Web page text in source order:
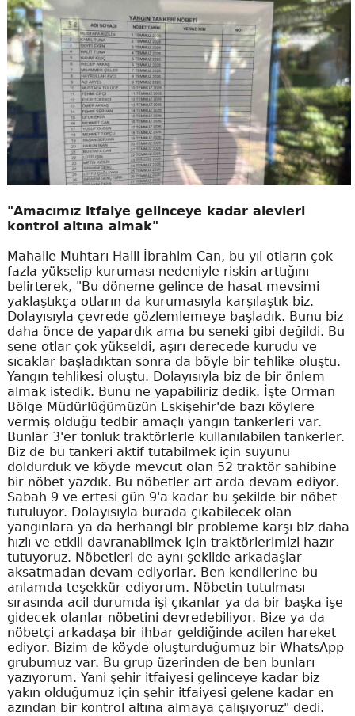
"Amacımız itfaiye gelinceye kadar alevleri
kontrol altına almak"
Mahalle Muhtarı Halil İbrahim Can, bu yıl otların çok
fazla yükselip kuruması nedeniyle riskin arttığını
belirterek, "Bu döneme gelince de hasat mevsimi
yaklaştıkça otların da kurumasıyla karşılaştık biz.
Dolayısıyla çevrede gözlemlemeye başladık. Bunu biz
daha önce de yapardık ama bu seneki gibi değildi. Bu
sene otlar çok yükseldi, aşırı derecede kurudu ve
sıcaklar başladıktan sonra da böyle bir tehlike oluştu.
Yangın tehlikesi oluştu. Dolayısıyla biz de bir önlem
almak istedik. Bunu ne yapabiliriz dedik. İşte Orman
Bölge Müdürlüğümüzün Eskişehir'de bazı köylere
vermiş olduğu tedbir amaçlı yangın tankerleri var.
Bunlar 3'er tonluk traktörlerle kullanılabilen tankerler.
Biz de bu tankeri aktif tutabilmek için suyunu
doldurduk ve köyde mevcut olan 52 traktör sahibine
bir nöbet yazdık. Bu nöbetler art arda devam ediyor.
Sabah 9 ve ertesi gün 9'a kadar bu şekilde bir nöbet
tutuluyor. Dolayısıyla burada çıkabilecek olan
yangınlara ya da herhangi bir probleme karşı biz daha
hızlı ve etkili davranabilmek için traktörlerimizi hazır
tutuyoruz. Nöbetleri de aynı şekilde arkadaşlar
aksatmadan devam ediyorlar. Ben kendilerine bu
anlamda teşekkür ediyorum. Nöbetin tutulması
sırasında acil durumda işi çıkanlar ya da bir başka işe
gidecek olanlar nöbetini devredebiliyor. Bize ya da
nöbetçi arkadaşa bir ihbar geldiğinde acilen hareket
ediyor. Bizim de köyde oluşturduğumuz bir WhatsApp
grubumuz var. Bu grup üzerinden de ben bunları
yazıyorum. Yani şehir itfaiyesi gelinceye kadar biz
yakın olduğumuz için şehir itfaiyesi gelene kadar en
azından bir kontrol altına almaya çalışıyoruz" dedi.